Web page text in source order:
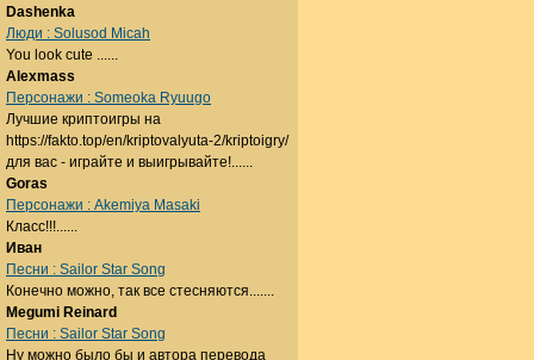
Dashenka
Люди : Solusod Micah
You look cute ......
Alexmass
Персонажи : Someoka Ryuugo
Лучшие криптоигры на
https://fakto.top/en/kriptovalyuta-2/kriptoigry/
для вас - играйте и выигрывайте!......
Goras
Персонажи : Akemiya Masaki
Класс!!!......
Иван
Песни : Sailor Star Song
Конечно можно, так все стесняются.......
Megumi Reinard
Песни : Sailor Star Song
Ну можно было бы и автора перевода